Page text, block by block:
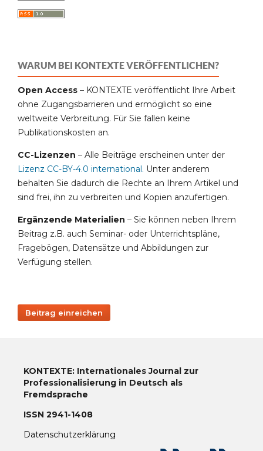
WARUM BEI KONTEXTE VERÖFFENTLICHEN?
Open Access – KONTEXTE veröffentlicht Ihre Arbeit
ohne Zugangsbarrieren und ermöglicht so eine
weltweite Verbreitung. Für Sie fallen keine
Publikationskosten an.
CC-Lizenzen – Alle Beiträge erscheinen unter der
Lizenz CC-BY-4.0 international. Unter anderem
behalten Sie dadurch die Rechte an Ihrem Artikel und
sind frei, ihn zu verbreiten und Kopien anzufertigen.
Ergänzende Materialien – Sie können neben Ihrem
Beitrag z.B. auch Seminar- oder Unterrichtspläne,
Fragebögen, Datensätze und Abbildungen zur
Verfügung stellen.
Beitrag einreichen
KONTEXTE: Internationales Journal zur
Professionalisierung in Deutsch als
Fremdsprache
ISSN 2941-1408
Datenschutzerklärung